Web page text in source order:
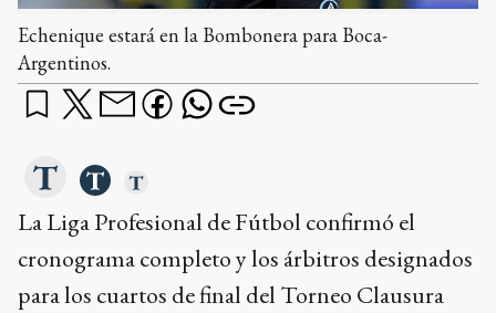
Echenique estará en la Bombonera para Boca-
Argentinos.
La Liga Profesional de Fútbol confirmó el
cronograma completo y los árbitros designados
para los cuartos de final del Torneo Clausura